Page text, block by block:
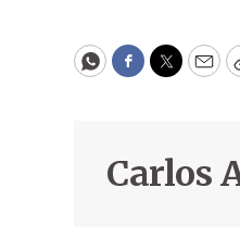
WhatsApp
Facebook
Twitter
Carlos